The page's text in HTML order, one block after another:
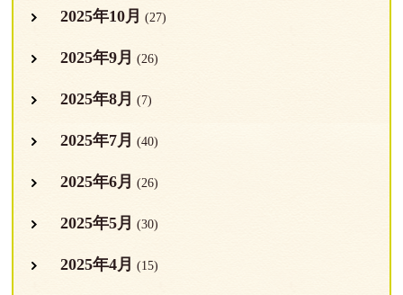
2025年10月 (27)
2025年9月 (26)
2025年8月 (7)
2025年7月 (40)
2025年6月 (26)
2025年5月 (30)
2025年4月 (15)